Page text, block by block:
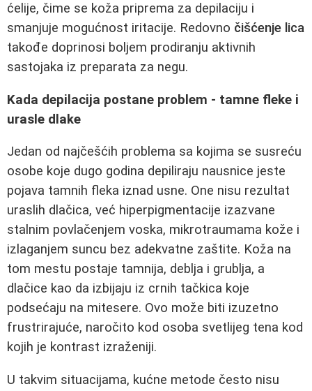
ćelije, čime se koža priprema za depilaciju i
smanjuje mogućnost iritacije. Redovno čišćenje lica
takođe doprinosi boljem prodiranju aktivnih
sastojaka iz preparata za negu.
Kada depilacija postane problem - tamne fleke i
urasle dlake
Jedan od najčešćih problema sa kojima se susreću
osobe koje dugo godina depiliraju nausnice jeste
pojava tamnih fleka iznad usne. One nisu rezultat
uraslih dlačica, već hiperpigmentacije izazvane
stalnim povlačenjem voska, mikrotraumama kože i
izlaganjem suncu bez adekvatne zaštite. Koža na
tom mestu postaje tamnija, deblja i grublja, a
dlačice kao da izbijaju iz crnih tačkica koje
podsećaju na mitesere. Ovo može biti izuzetno
frustrirajuće, naročito kod osoba svetlijeg tena kod
kojih je kontrast izraženiji.
U takvim situacijama, kućne metode često nisu